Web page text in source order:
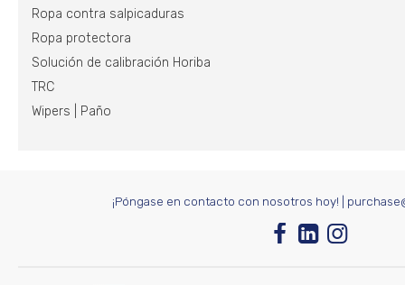
Ropa contra salpicaduras
Ropa protectora
Solución de calibración Horiba
TRC
Wipers | Paño
¡Póngase en contacto con nosotros hoy!